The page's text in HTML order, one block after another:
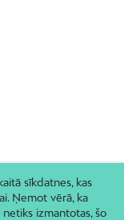
sīkdatnes, kas
Ņemot vērā, ka
izmantotas, šo